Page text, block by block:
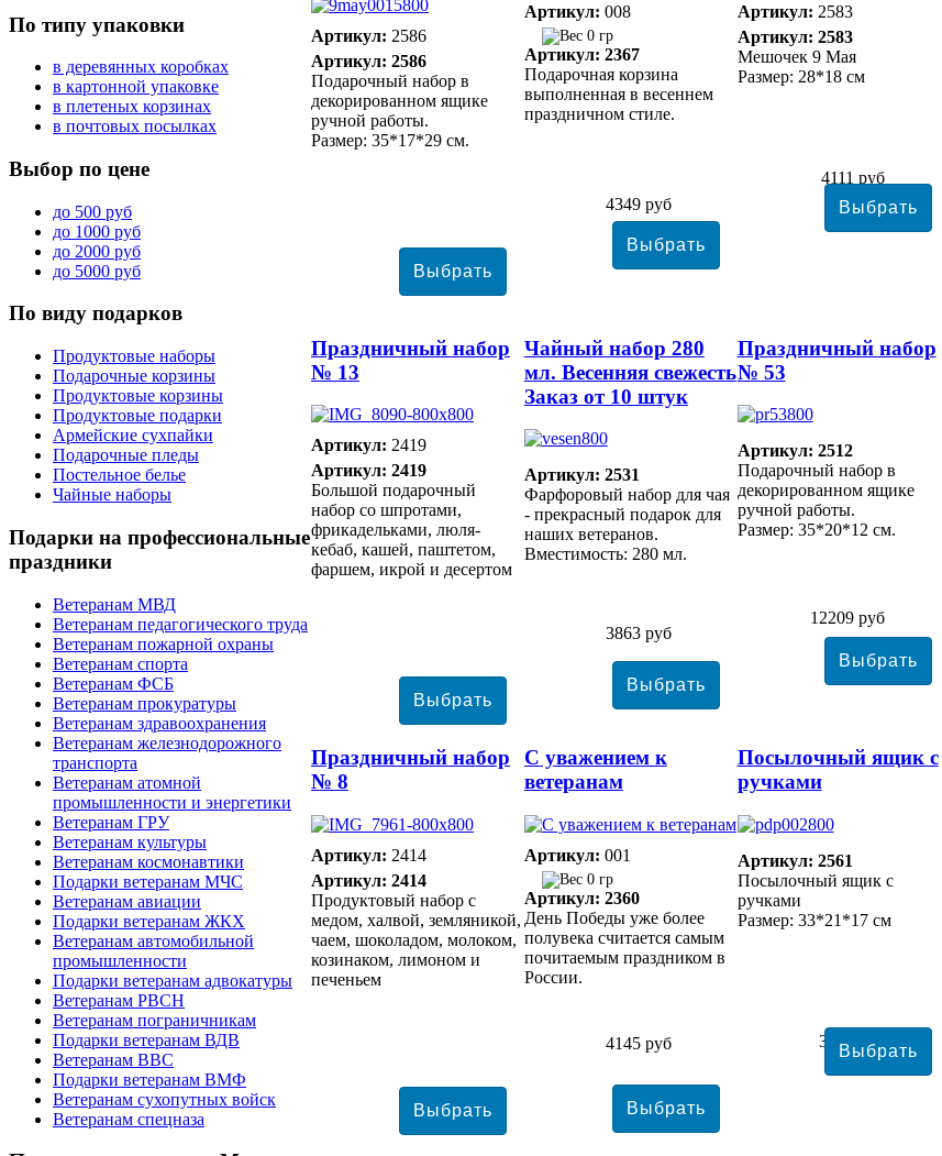
Артикул: 2586
Артикул: 2586
Подарочный набор в
декорированном ящике
ручной работы.
Размер: 35*17*29 см.
4349 руб
Артикул: 008
0 гр
Артикул: 2367
Подарочная корзина
выполненная в весеннем
праздничном стиле.
4111 руб
Артикул: 2583
Артикул: 2583
Мешочек 9 Мая
Размер: 28*18 см
Праздничный набор
№ 13
Артикул: 2419
Артикул: 2419
Большой подарочный
набор со шпротами,
фрикадельками, люля-
кебаб, кашей, паштетом,
фаршем, икрой и десертом
3863 руб
Чайный набор 280
мл. Весенняя свежесть
Заказ от 10 штук
Артикул: 2531
Фарфоровый набор для чая
- прекрасный подарок для
наших ветеранов.
Вместимость: 280 мл.
12209 руб
Праздничный набор
№ 53
Артикул: 2512
Подарочный набор в
декорированном ящике
ручной работы.
Размер: 35*20*12 см.
Праздничный набор
№ 8
Артикул: 2414
Артикул: 2414
Продуктовый набор с
медом, халвой, земляникой,
чаем, шоколадом, молоком,
козинаком, лимоном и
печеньем
4145 руб
С уважением к
ветеранам
Артикул: 001
0 гр
Артикул: 2360
День Победы уже более
полувека считается самым
почитаемым праздником в
России.
3941 руб
Посылочный ящик с
ручками
Артикул: 2561
Посылочный ящик с
ручками
Размер: 33*21*17 см
По типу упаковки
в деревянных коробках
в картонной упаковке
в плетеных корзинах
в почтовых посылках
Выбор по цене
до 500 руб
до 1000 руб
до 2000 руб
до 5000 руб
По виду подарков
Продуктовые наборы
Подарочные корзины
Продуктовые корзины
Продуктовые подарки
Армейские сухпайки
Подарочные пледы
Постельное белье
Чайные наборы
Подарки на профессиональные
праздники
Ветеранам МВД
Ветеранам педагогического труда
Ветеранам пожарной охраны
Ветеранам спорта
Ветеранам ФСБ
Ветеранам прокуратуры
Ветеранам здравоохранения
Ветеранам железнодорожного
транспорта
Ветеранам атомной
промышленности и энергетики
Ветеранам ГРУ
Ветеранам культуры
Ветеранам космонавтики
Подарки ветеранам МЧС
Ветеранам авиации
Подарки ветеранам ЖКХ
Ветеранам автомобильной
промышленности
Подарки ветеранам адвокатуры
Ветеранам РВСН
Ветеранам пограничникам
Подарки ветеранам ВДВ
Ветеранам ВВС
Подарки ветеранам ВМФ
Ветеранам сухопутных войск
Ветеранам спецназа